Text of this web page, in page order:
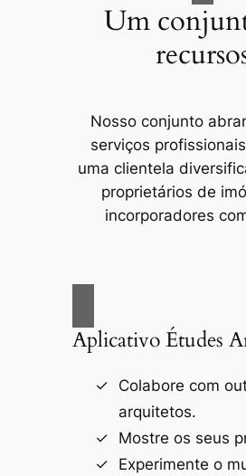
Um
Nosso conjunto
serviços
uma clientela
proprietários de
incorporadores
Aplicativo Études
Colabore com
arquitetos.
Mostre os seus
Experimente o